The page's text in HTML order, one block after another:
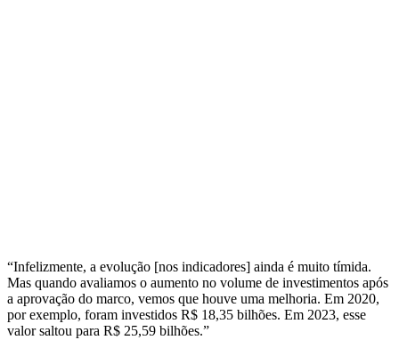
“Infelizmente, a evolução [nos indicadores] ainda é muito tímida.
Mas quando avaliamos o aumento no volume de investimentos após
a aprovação do marco, vemos que houve uma melhoria. Em 2020,
por exemplo, foram investidos R$ 18,35 bilhões. Em 2023, esse
valor saltou para R$ 25,59 bilhões.”